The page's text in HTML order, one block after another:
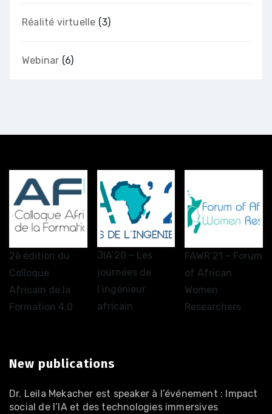
Réalité virtuelle (3)
Webinar (6)
2è édition du
Colloque
Africain de la
Formation 4.0
JIA’20 – Les
journées de
l’ingénieur
africain
FAWR’21 – Forum
of African
Women
Researchers
New publications
Dr. Leila Mekacher est speaker à l’événement : Impact
social de l’IA et des technologies immersives